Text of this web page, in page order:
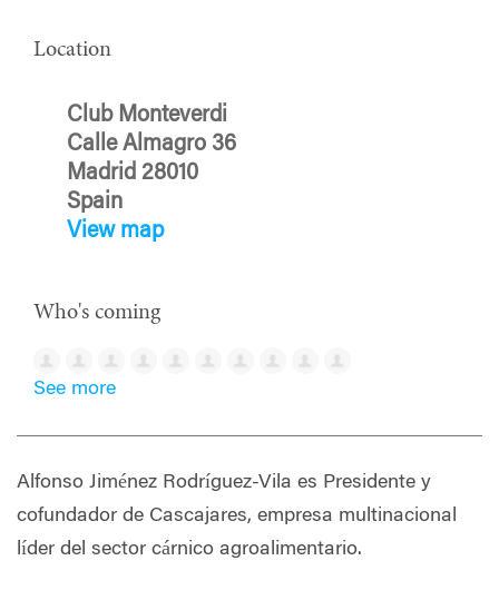
Location
Club Monteverdi
Calle Almagro 36
Madrid 28010
Spain
View map
Who's coming
See more
Alfonso Jiménez Rodríguez-Vila es Presidente y
cofundador de Cascajares, empresa multinacional
líder del sector cárnico agroalimentario.